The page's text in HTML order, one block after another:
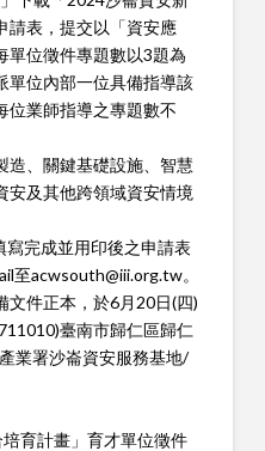
請表，提交以「資安應
單位徵件專題數以3題為
單位內部一位具備指導該
位業師指導之專題數不
造、關鍵基礎設施、智慧
安及其他跨領域資安情境
寫完成並用印後之申請表
至acwsouth@iii.org.tw。
文件正本，於6月20日(四)
臺南市歸仁區歸仁
業署沙崙資安服務基地/
育計畫」育才單位徵件